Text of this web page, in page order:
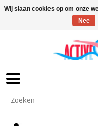
Wij slaan cookies op om onze
Nee